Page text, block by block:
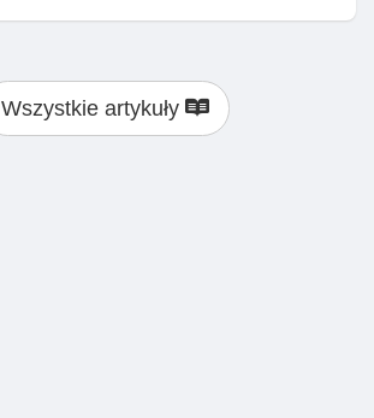
Wszystkie artykuły